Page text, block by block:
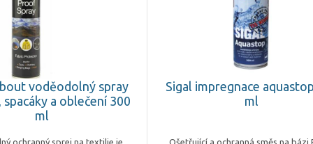
voděodolný spray
spacáky a oblečení 300
ml
ochranný sprej na textilie je
Sigal impregnace
ml
Ošetřující a ochranná směs na bázi